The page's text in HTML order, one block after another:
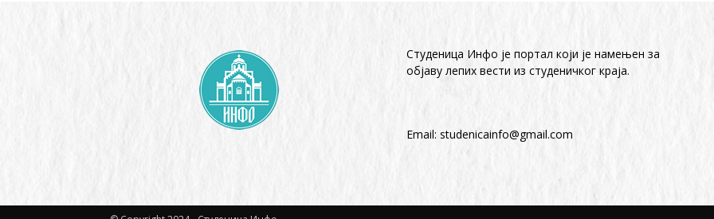
Студеница Инфо је портал који је намењен за
објaву лепих вести из студеничког краја.
Email: studenicainfo@gmail.com